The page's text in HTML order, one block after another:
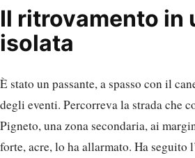
Il ritrovamento in
isolata
È stato un passante, a spasso con il
degli eventi. Percorreva la strada che
Pigneto, una zona secondaria, ai
forte, acre, lo ha allarmato. Ha seguito